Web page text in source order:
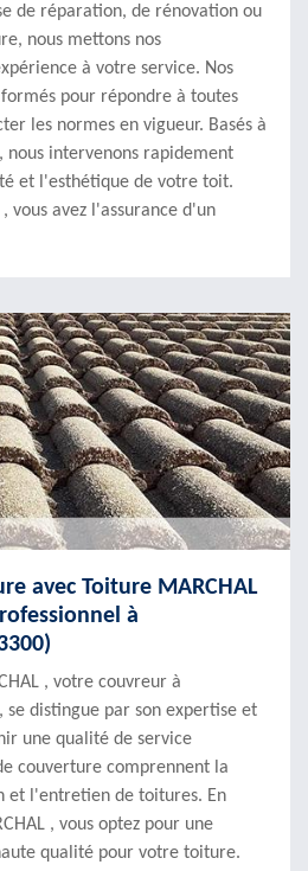
de réparation, de rénovation ou
nous mettons nos
à votre service. Nos
pour répondre à toutes
les normes en vigueur. Basés à
nous intervenons rapidement
et l'esthétique de votre toit.
vous avez l'assurance d'un
avec Toiture MARCHAL
à
, votre couvreur à
se distingue par son expertise et
une qualité de service
couverture comprennent la
et l'entretien de toitures. En
, vous optez pour une
qualité pour votre toiture.